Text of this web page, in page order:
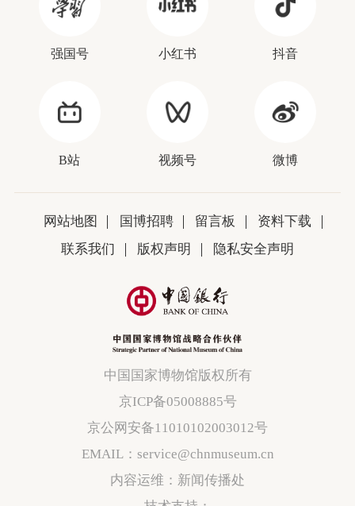
强国号 小红书 抖音
B站 视频号 微博
网站地图 国博招聘 留言板
资料下载
联系我们
版权声明 隐私安全声明
中国国家博物馆版权所有
京ICP备05008885号
京公网安备11010102003012号
EMAIL：service@chnmuseum.cn
内容运维：新闻传播处